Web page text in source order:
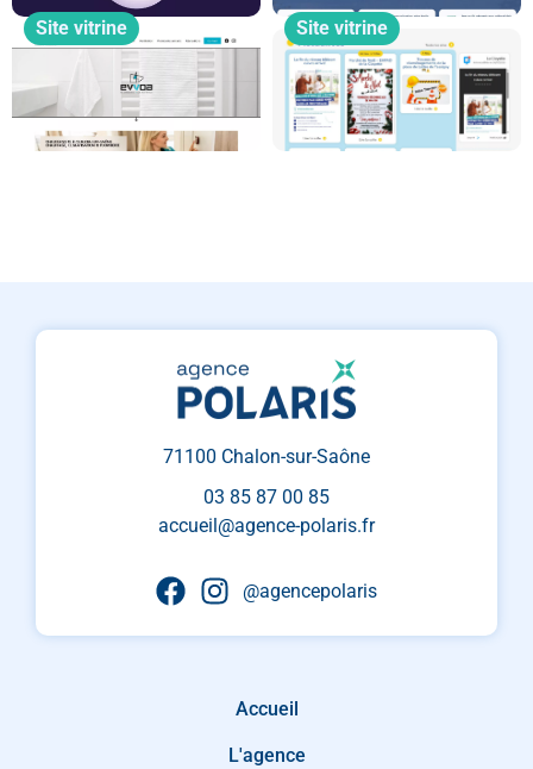
Site vitrine Site vitrine
71100 Chalon-sur-Saône
03 85 87 00 85
accueil@agence-polaris.fr
@agencepolaris
Accueil
L'agence